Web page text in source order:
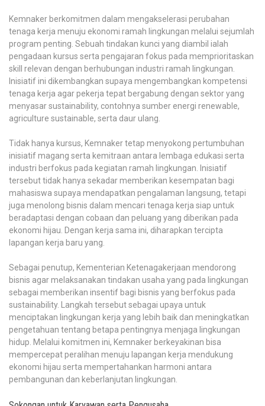
Kemnaker berkomitmen dalam mengakselerasi perubahan
tenaga kerja menuju ekonomi ramah lingkungan melalui sejumlah
program penting. Sebuah tindakan kunci yang diambil ialah
pengadaan kursus serta pengajaran fokus pada memprioritaskan
skill relevan dengan berhubungan industri ramah lingkungan.
Inisiatif ini dikembangkan supaya mengembangkan kompetensi
tenaga kerja agar pekerja tepat bergabung dengan sektor yang
menyasar sustainability, contohnya sumber energi renewable,
agriculture sustainable, serta daur ulang.
Tidak hanya kursus, Kemnaker tetap menyokong pertumbuhan
inisiatif magang serta kemitraan antara lembaga edukasi serta
industri berfokus pada kegiatan ramah lingkungan. Inisiatif
tersebut tidak hanya sekadar memberikan kesempatan bagi
mahasiswa supaya mendapatkan pengalaman langsung, tetapi
juga menolong bisnis dalam mencari tenaga kerja siap untuk
beradaptasi dengan cobaan dan peluang yang diberikan pada
ekonomi hijau. Dengan kerja sama ini, diharapkan tercipta
lapangan kerja baru yang.
Sebagai penutup, Kementerian Ketenagakerjaan mendorong
bisnis agar melaksanakan tindakan usaha yang pada lingkungan
sebagai memberikan insentif bagi bisnis yang berfokus pada
sustainability. Langkah tersebut sebagai upaya untuk
menciptakan lingkungan kerja yang lebih baik dan meningkatkan
pengetahuan tentang betapa pentingnya menjaga lingkungan
hidup. Melalui komitmen ini, Kemnaker berkeyakinan bisa
mempercepat peralihan menuju lapangan kerja mendukung
ekonomi hijau serta mempertahankan harmoni antara
pembangunan dan keberlanjutan lingkungan.